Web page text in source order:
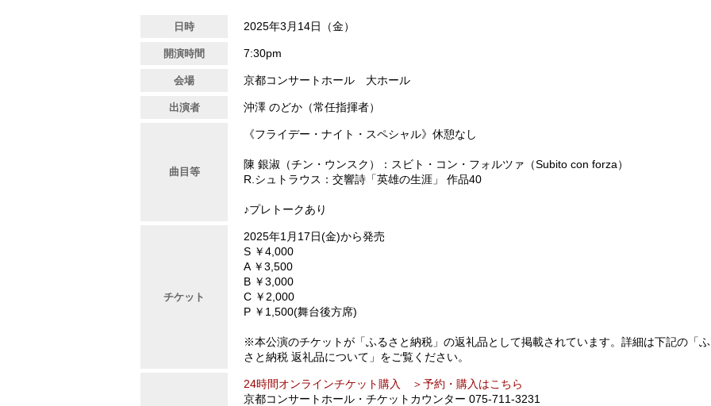
日時 2025年3月14日（金）
開演時間 7:30pm
会場 京都コンサートホール 大ホール
出演者 沖澤 のどか（常任指揮者）
曲目等
《フライデー・ナイト・スペシャル》休憩なし
陳 銀淑（チン・ウンスク）：スビト・コン・フォルツァ（Subito con forza）
R.シュトラウス：交響詩「英雄の生涯」 作品40
♪プレトークあり
チケット
2025年1月17日(金)から発売
S ￥4,000
A ￥3,500
B ￥3,000
C ￥2,000
P ￥1,500(舞台後方席)
※本公演のチケットが「ふるさと納税」の返礼品として掲載されています。詳細は下記の「
さと納税 返礼品について」をご覧ください。
24時間オンラインチケット購入 ＞予約・購入はこちら
京都コンサートホール・チケットカウンター 075-711-3231